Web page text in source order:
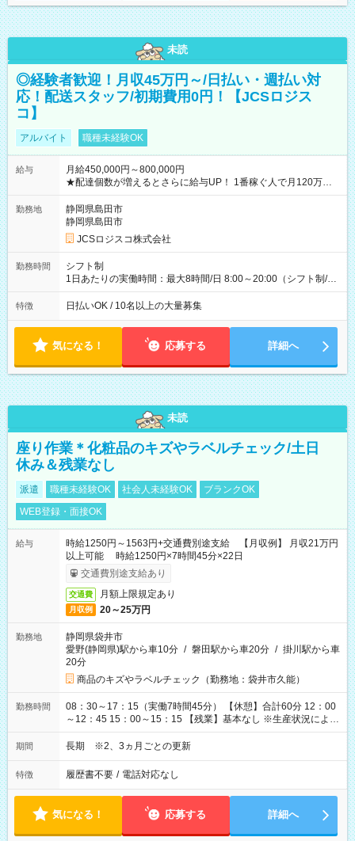
未読
◎経験者歓迎！月収45万円～/日払い・週払い対
応！配送スタッフ/初期費用0円！【JCSロジス
コ】
アルバイト 職種未経験OK
給与
月給450,000円～800,000円
★配達個数が増えるとさらに給与UP！ 1番稼ぐ人で月120万ほ
ど！ ・主要都市エリア 月収55万円／週5日稼働 月収65万~112
万円／週6日稼働 ・地方郊外エリア 月収40万円／週5日稼働 月
収40万円~50万円／週6日稼働 ＜モデルイメージ＞ ■月収50万
円 (27歳男性/江東区在住)※元建築関係 1日150個配達×25日勤務
(日休み) ■月収80万円(43歳男性/墨田区在住)※元営業 1日200個
勤務地
静岡県島田市
静岡県島田市
JCSロジスコ株式会社
勤務時間
シフト制
1日あたりの実働時間：最大8時間/日 8:00～20:00（シフト制/実
働8時間） ※週5日勤務（場所次第では週4も有り） ※配達状況
によって時間外での勤務可能性有り ※案件により多少の前後あ
特徴 日払いOK / 10名以上の大量募集
気になる！ 応募する 詳細へ
未読
座り作業＊化粧品のキズやラベルチェック/土日
休み＆残業なし
派遣 職種未経験OK 社会人未経験OK
ブランクOK
WEB登録・面接OK
給与
時給1250円～1563円+交通費別途支給 【月収例】 月収21万円
以上可能 時給1250円×7時間45分×22日
交通費別途支給あり
交通費 月額上限規定あり
月収例 20～25万円
勤務地
静岡県袋井市
愛野(静岡県)駅から車10分 / 磐田駅から車20分 / 掛川駅から車
20分
商品のキズやラベルチェック（勤務地：袋井市久能）
勤務時間
08：30～17：15（実働7時間45分） 【休憩】合計60分 12：00
～12：45 15：00～15：15 【残業】基本なし ※生産状況によ
り、1日1時間程度発生する可能性あり
期間 長期 ※2、3ヵ月ごとの更新
特徴 履歴書不要 / 電話対応なし
気になる！ 応募する 詳細へ